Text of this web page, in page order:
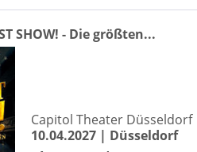
SHOW! - Die größten...
Capitol Theater Düsseldorf
10.04.2027 | Düsseldorf